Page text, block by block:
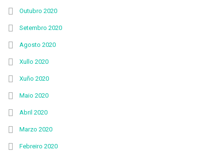
Outubro 2020
Setembro 2020
Agosto 2020
Xullo 2020
Xuño 2020
Maio 2020
Abril 2020
Marzo 2020
Febreiro 2020